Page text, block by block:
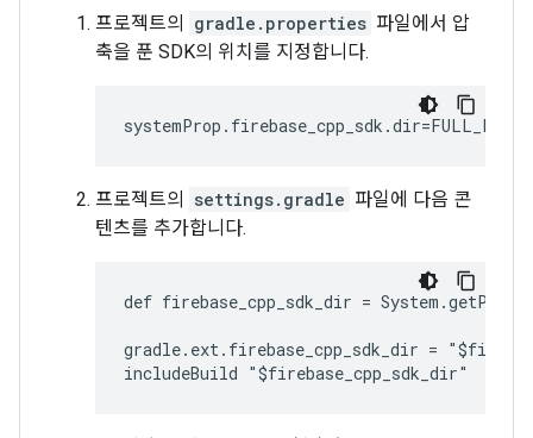
프로젝트의 gradle.properties 파일에서 압
축을 푼 SDK의 위치를 지정합니다.
프로젝트의 settings.gradle 파일에 다음 콘
텐츠를 추가합니다.
def firebase_cpp_sdk_dir =
gradle.ext.firebase_cpp_sdk_dir =